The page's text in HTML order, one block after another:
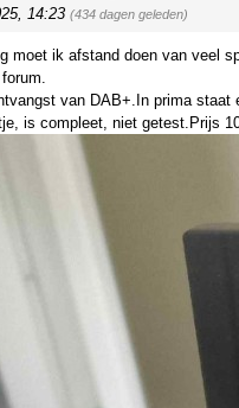
14:23 (434 dagen geleden)
moet ik afstand doen van veel
van DAB+.In prima staat
is compleet, niet getest.Prijs